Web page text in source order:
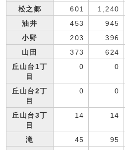
松之郷
601 1,240
油井
453 945
小野
203 396
山田
373 624
丘山台1丁
目
0 0
丘山台2丁
目
0 0
丘山台3丁
目
14 14
滝 45 95